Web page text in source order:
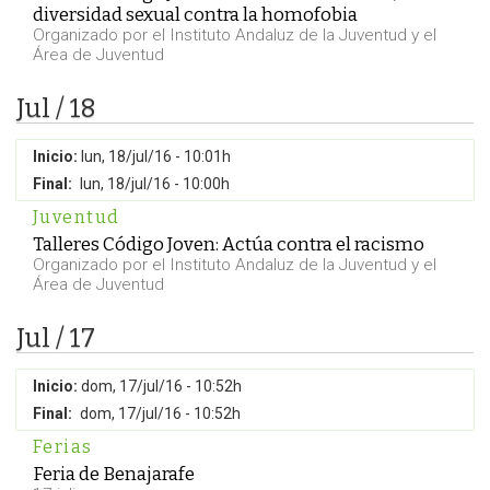
diversidad sexual contra la homofobia
Organizado por el Instituto Andaluz de la Juventud y el
Área de Juventud
Jul / 18
Inicio: lun, 18/jul/16 - 10:01h
Final:
lun, 18/jul/16 - 10:00h
Juventud
Talleres Código Joven: Actúa contra el racismo
Organizado por el Instituto Andaluz de la Juventud y el
Área de Juventud
Jul / 17
Inicio: dom, 17/jul/16 - 10:52h
Final: dom, 17/jul/16 - 10:52h
Ferias
Feria de Benajarafe